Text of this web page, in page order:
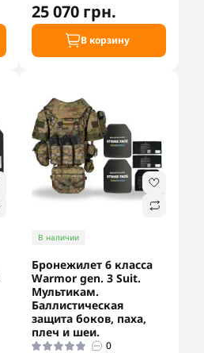
25 070 грн.
В корзину
В наличии
Бронежилет 6 класса
Warmor gen. 3 Suit.
Мультикам.
Баллистическая
защита боков, паха,
плеч и шеи.
0